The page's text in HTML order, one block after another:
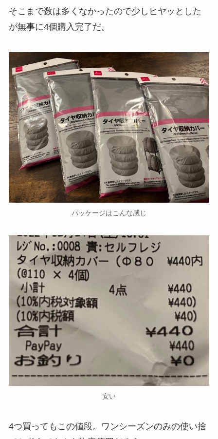
そこまで数は多くなかったので少しヒヤッとした
が無事に4個購入完了だ。
パッケージはこんな感じ
安い
4つ買ってもこの値段。ワンシーズンのみの使い捨